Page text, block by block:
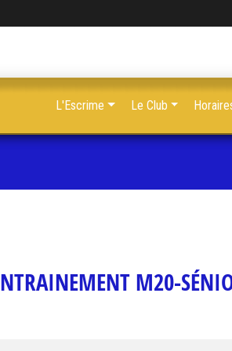
M20-
L'Escrime Le Club